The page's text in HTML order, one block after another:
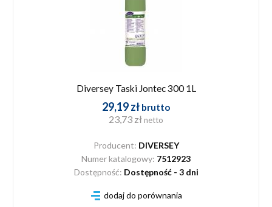
Diversey Taski Jontec 300 1L
29,19 zł brutto
23,73 zł netto
Producent: DIVERSEY
Numer katalogowy: 7512923
Dostępność: Dostępność - 3 dni
dodaj do porównania